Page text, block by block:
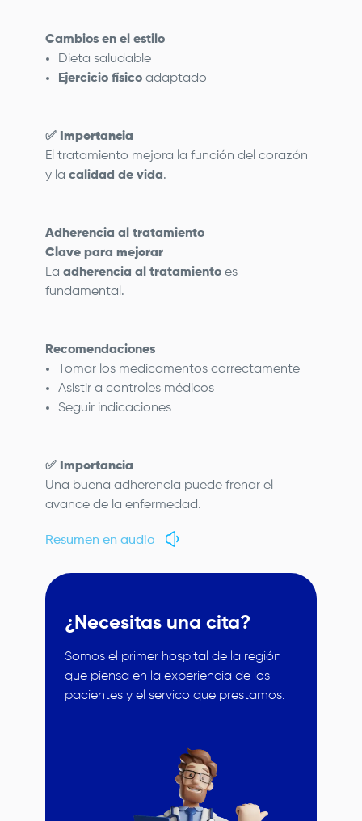
Cambios en el estilo
Dieta saludable
Ejercicio físico adaptado
✅ Importancia
El tratamiento mejora la función del corazón
y la calidad de vida.
Adherencia al tratamiento
Clave para mejorar
La adherencia al tratamiento es
fundamental.
Recomendaciones
Tomar los medicamentos correctamente
Asistir a controles médicos
Seguir indicaciones
✅ Importancia
Una buena adherencia puede frenar el
avance de la enfermedad.
Resumen en audio
¿Necesitas una cita?
Somos el primer hospital de la región
que piensa en la experiencia de los
pacientes y el servico que prestamos.